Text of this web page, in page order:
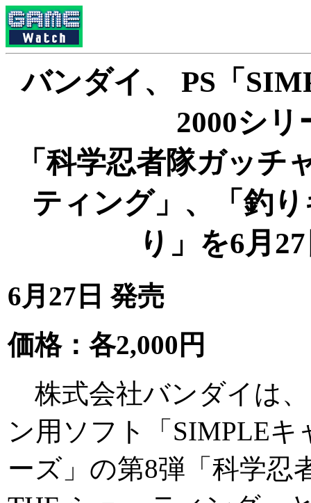
バンダイ、 PS「
2000シリ
「科学忍者隊ガッチ
ティング」、「釣
り」を6月
6月27日 発売
価格：各2,000円
株式会社バンダイは
ン用ソフト「SIMPLEキ
ーズ」の第8弾「科学忍